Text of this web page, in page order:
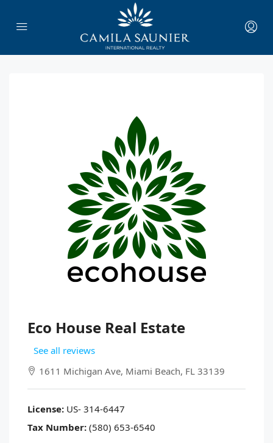
Eco House Real Estate
See all reviews
1611 Michigan Ave, Miami Beach, FL 33139
License: US- 314-6447
Tax Number: (580) 653-6540